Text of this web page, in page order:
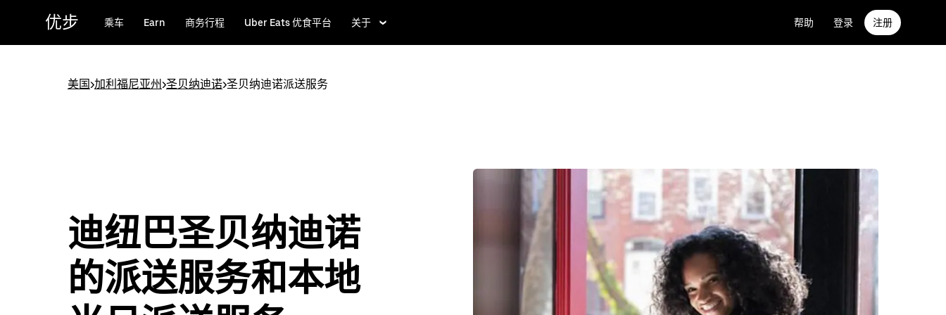
优步 乘车 Earn 商务行程 Uber Eats 优食平台 关于 帮助 登录 注册
美国>加利福尼亚州>圣贝纳迪诺>圣贝纳迪诺派送服务
迪纽巴圣贝纳迪诺
的派送服务和本地